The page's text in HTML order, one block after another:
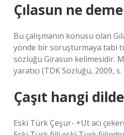
Çılasun ne
Bu çalışmanın konusu olan
yönde bir soruşturmaya tabi
sözlüğü Girasun kelimesidir.
yaratıcı (TDK Sözlüğü, 2009, s.
Çaşıt hangi
Eski Türk Çeşur- +Ut acı